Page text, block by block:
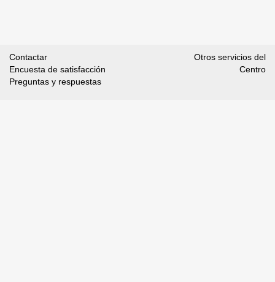
Contactar
Encuesta de satisfacción
Preguntas y respuestas
Otros servicios del
Centro